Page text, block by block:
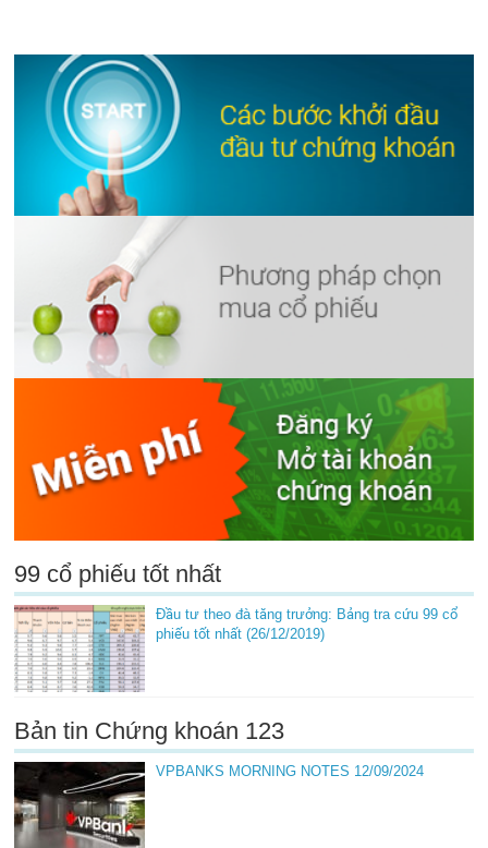
99 cổ phiếu tốt nhất
Đầu tư theo đà tăng trưởng: Bảng tra cứu 99 cổ
phiếu tốt nhất (26/12/2019)
Bản tin Chứng khoán 123
VPBANKS MORNING NOTES 12/09/2024